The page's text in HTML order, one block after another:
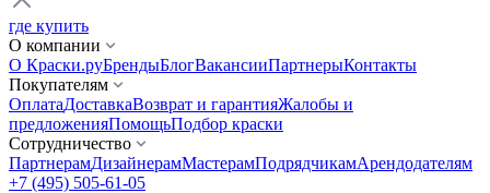
где купить
О компании
О Краски.руБрендыБлогВакансииПартнерыКонтакты
Покупателям
ОплатаДоставкаВозврат и гарантияЖалобы и
предложенияПомощьПодбор краски
Сотрудничество
ПартнерамДизайнерамМастерамПодрядчикамАрендодателям
+7 (495) 505-61-05